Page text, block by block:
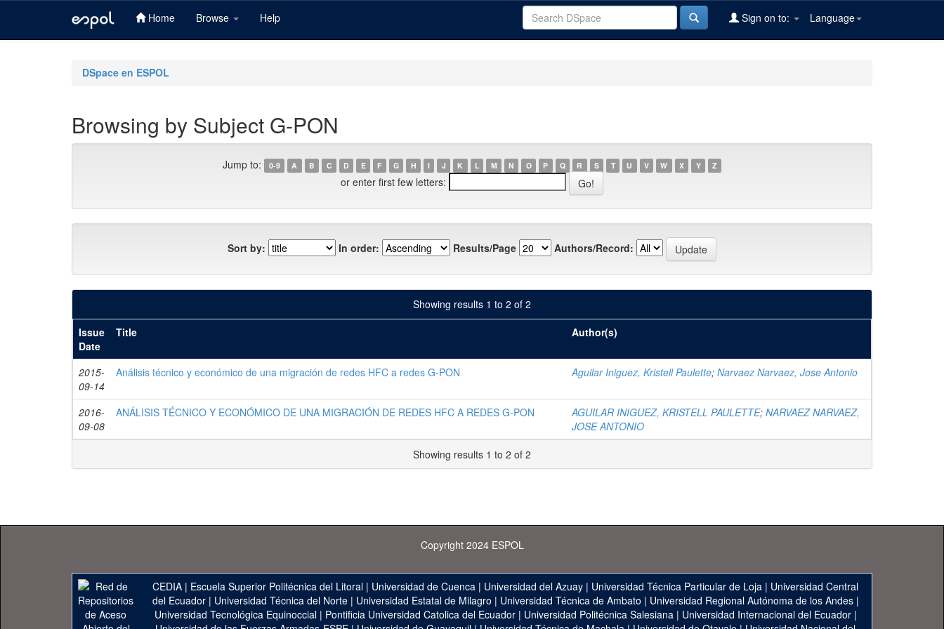
Home Browse Help Language
Sign on to:
DSpace en ESPOL
Browsing by Subject G-PON
Jump to: 0-9 A B C D E F G H I J K L M N O P Q R S T U V W X Y Z
or enter first few letters:
Sort by: In order: Results/Page Authors/Record:
Showing results 1 to 2 of 2
Issue
Date
Title Author(s)
2015-
09-14
Análisis técnico y económico de una migración de redes HFC a redes G-PON Aguilar Iniguez, Kristell Paulette; Narvaez Narvaez, Jose Antonio
2016-
09-08
ANÁLISIS TÉCNICO Y ECONÓMICO DE UNA MIGRACIÓN DE REDES HFC A REDES G-PON AGUILAR INIGUEZ, KRISTELL PAULETTE; NARVAEZ NARVAEZ,
JOSE ANTONIO
Showing results 1 to 2 of 2
Copyright 2024 ESPOL
CEDIA | Escuela Superior Politécnica del Litoral | Universidad de Cuenca | Universidad del Azuay | Universidad Técnica Particular de Loja | Universidad Central
del Ecuador| Universidad Técnica del Norte| Universidad Estatal de Milagro | Universidad Técnica de Ambato | Universidad Regional Autónoma de los Andes|
Universidad Tecnológica Equinoccial| Pontificia Universidad Catolica del Ecuador| Universidad Politécnica Salesiana| Universidad Internacional del Ecuador|